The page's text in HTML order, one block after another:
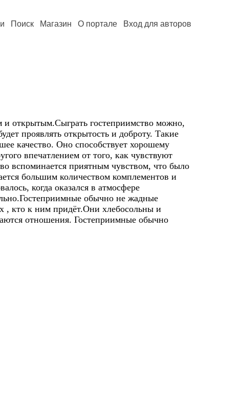
Поиск Магазин О портале Вход для авторов
и открытым.Сыграть гостеприимство можно,
проявлять открытость и доброту. Такие
качество. Оно способствует хорошему
впечатлением от того, как чувствуют
вспоминается приятным чувством, что было
большим количеством комплементов и
когда оказался в атмосфере
обычно не жадные
, кто к ним придёт.Они хлебосольны и
отношения. Гостеприимные обычно